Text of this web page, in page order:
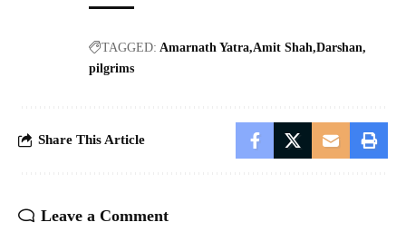
TAGGED: Amarnath Yatra Amit Shah Darshan
pilgrims
Share This Article
Leave a Comment